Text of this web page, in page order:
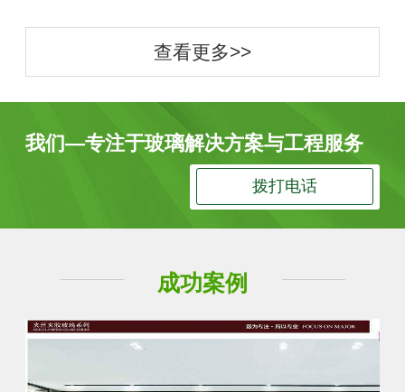
查看更多>>
我们—专注于玻璃解决方案与工程服务
拨打电话
成功案例